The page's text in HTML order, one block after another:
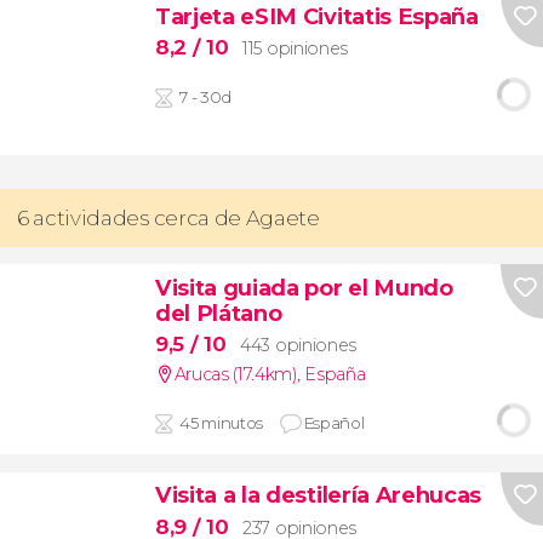
Tarjeta eSIM Civitatis España
8,2 / 10 115 opiniones
7 - 30d
6 actividades cerca de Agaete
Visita guiada por el Mundo
del Plátano
9,5 / 10
443 opiniones
Arucas (17.4km), España
45 minutos Español
Visita a la destilería Arehucas
8,9 / 10
237 opiniones